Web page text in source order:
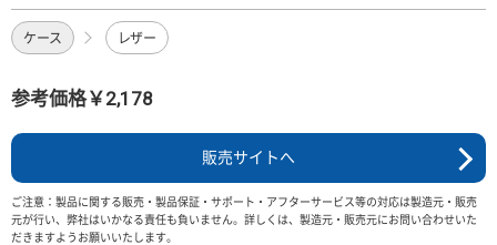
ケース レザー
参考価格￥2,178
販売サイトへ
ご注意：製品に関する販売・製品保証・サポート・アフターサービス等の対応は製造元・販売
元が行い、弊社はいかなる責任も負いません。詳しくは、製造元・販売元にお問い合わせいた
だきますようお願いいたします。